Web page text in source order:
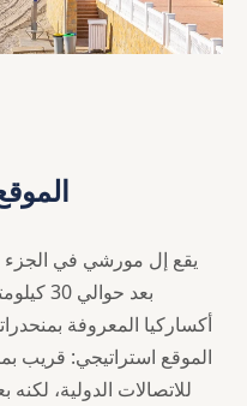
يقع إل مورشي في
بعد
أكساركيا المعروفة
للاتصالات الدولية، لكنه